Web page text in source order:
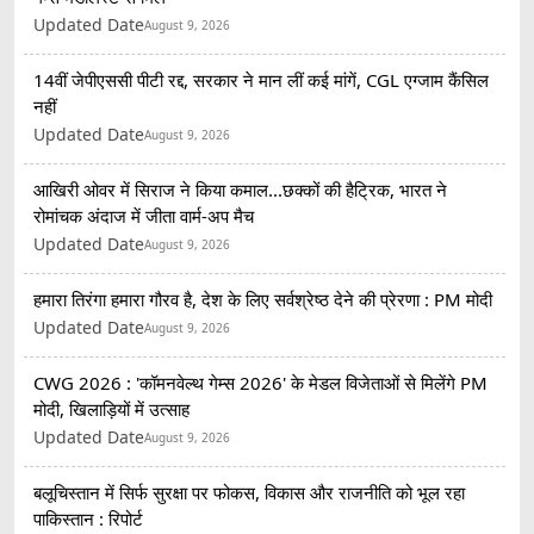
Updated DateAugust 9, 2026
14वीं जेपीएससी पीटी रद्द, सरकार ने मान लीं कई मांगें, CGL एग्जाम कैंसिल
नहीं
Updated DateAugust 9, 2026
आखिरी ओवर में सिराज ने किया कमाल...छक्कों की हैट्रिक, भारत ने
रोमांचक अंदाज में जीता वार्म-अप मैच
Updated DateAugust 9, 2026
हमारा तिरंगा हमारा गौरव है, देश के लिए सर्वश्रेष्ठ देने की प्रेरणा : PM मोदी
Updated DateAugust 9, 2026
CWG 2026 : 'कॉमनवेल्थ गेम्स 2026' के मेडल विजेताओं से मिलेंगे PM
मोदी, खिलाड़ियों में उत्साह
Updated DateAugust 9, 2026
बलूचिस्तान में सिर्फ सुरक्षा पर फोकस, विकास और राजनीति को भूल रहा
पाकिस्तान : रिपोर्ट